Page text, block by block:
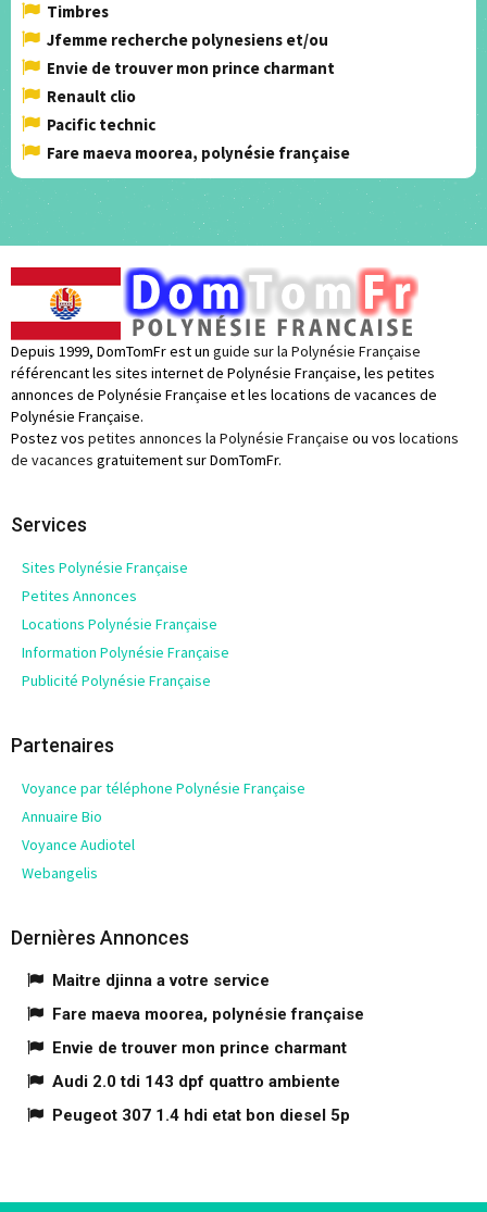
Timbres
Jfemme recherche polynesiens et/ou
Envie de trouver mon prince charmant
Renault clio
Pacific technic
Fare maeva moorea, polynésie française
Depuis 1999, DomTomFr est un guide sur la Polynésie Française
référencant les sites internet de Polynésie Française, les petites
annonces de Polynésie Française et les locations de vacances de
Polynésie Française.
Postez vos petites annonces la Polynésie Française ou vos locations
de vacances gratuitement sur DomTomFr.
Services
Sites Polynésie Française
Petites Annonces
Locations Polynésie Française
Information Polynésie Française
Publicité Polynésie Française
Partenaires
Voyance par téléphone Polynésie Française
Annuaire Bio
Voyance Audiotel
Webangelis
Dernières Annonces
Maitre djinna a votre service
Fare maeva moorea, polynésie française
Envie de trouver mon prince charmant
Audi 2.0 tdi 143 dpf quattro ambiente
Peugeot 307 1.4 hdi etat bon diesel 5p